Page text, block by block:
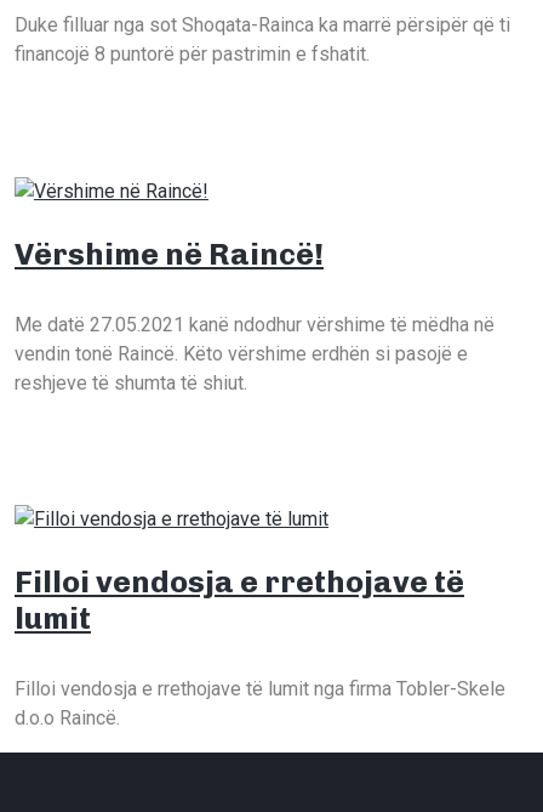
Duke filluar nga sot Shoqata-Rainca ka marrë përsipër që ti
financojë 8 puntorë për pastrimin e fshatit.
Vërshime në Raincë!
Me datë 27.05.2021 kanë ndodhur vërshime të mëdha në
vendin tonë Raincë. Këto vërshime erdhën si pasojë e
reshjeve të shumta të shiut.
Filloi vendosja e rrethojave të
lumit
Filloi vendosja e rrethojave të lumit nga firma Tobler-Skele
d.o.o Raincë.